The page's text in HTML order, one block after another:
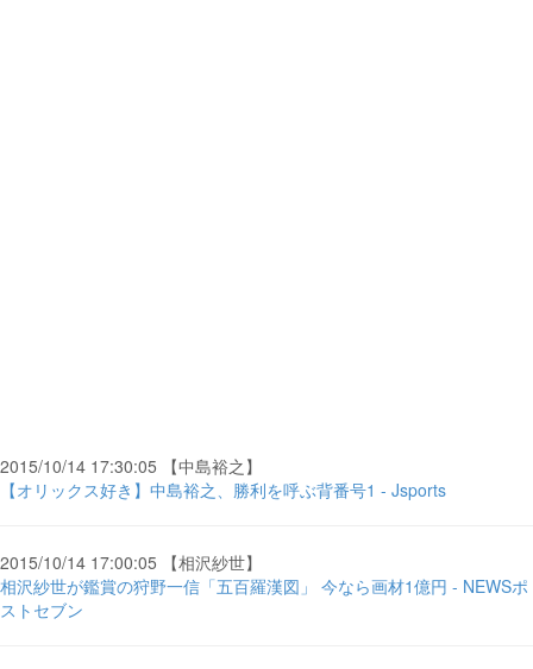
2015/10/14 17:30:05 【中島裕之】
【オリックス好き】中島裕之、勝利を呼ぶ背番号1 - Jsports
2015/10/14 17:00:05 【相沢紗世】
相沢紗世が鑑賞の狩野一信「五百羅漢図」 今なら画材1億円 - NEWSポ
ストセブン